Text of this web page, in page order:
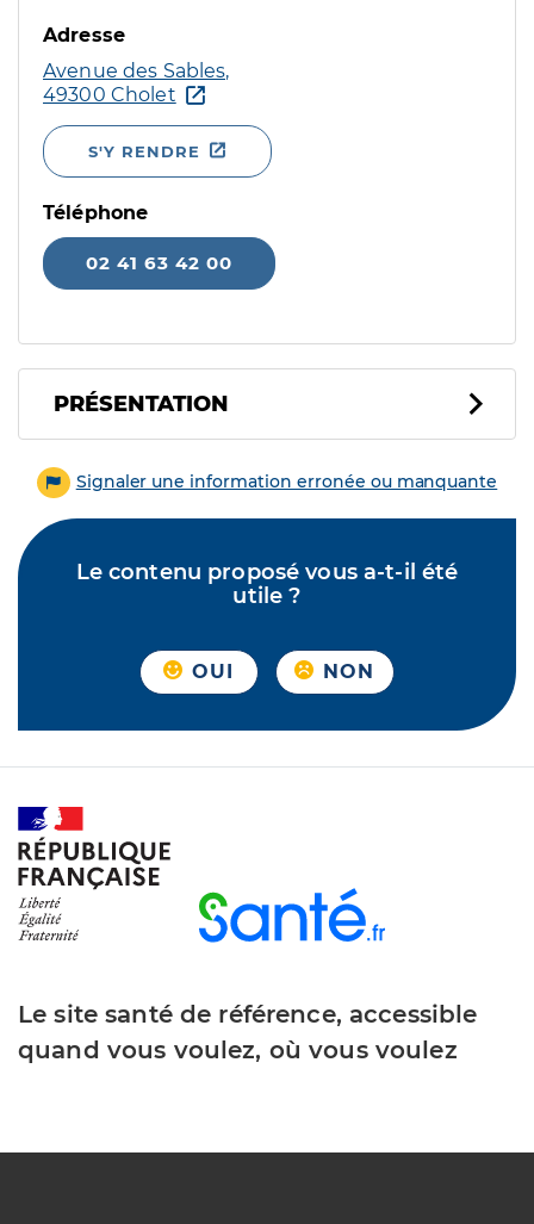
Adresse
Avenue des Sables,
49300 Cholet
S'Y RENDRE
Téléphone
02 41 63 42 00
PRÉSENTATION
Signaler une information erronée ou manquante
Le contenu proposé vous a-t-il été
utile ?
OUI NON
Le site santé de référence, accessible
quand vous voulez, où vous voulez